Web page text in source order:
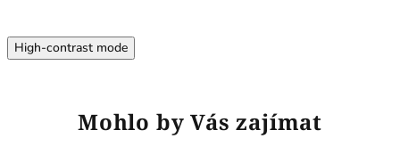
High-contrast mode
Mohlo by Vás zajímat